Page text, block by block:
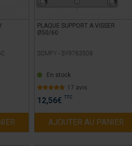
PLAQUE SUPPORT A VISSER
Ø50/60
SOMFY - SY9763508
En stock
17 avis
12,56€ TTC
AJOUTER AU PANIER